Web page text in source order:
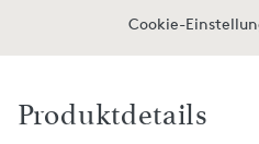
Cookie-
Produktdetails